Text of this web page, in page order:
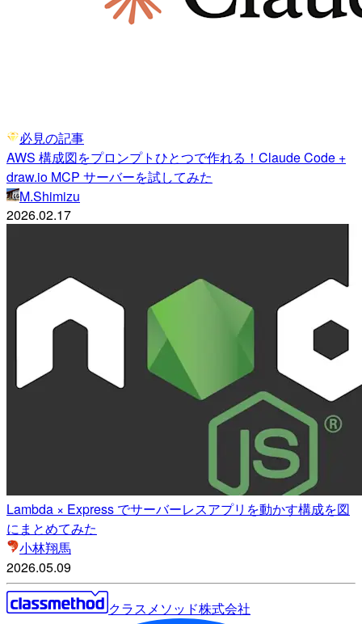
必見の記事
AWS 構成図をプロンプトひとつで作れる！Claude Code +
draw.io MCP サーバーを試してみた
M.Shimizu
2026.02.17
Lambda × Express でサーバーレスアプリを動かす構成を図
にまとめてみた
小林翔馬
2026.05.09
クラスメソッド株式会社